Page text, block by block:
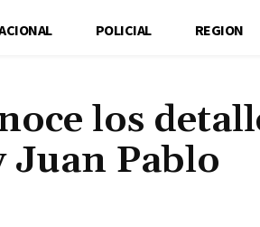
POLICIAL REGION
los
Juan Pablo